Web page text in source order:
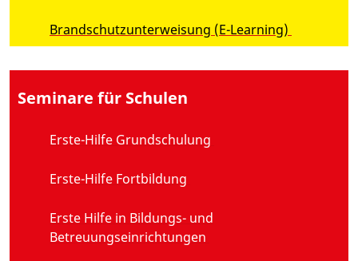
Brandschutzunterweisung (E-Learning)
Seminare für Schulen
Erste-Hilfe Grundschulung
Erste-Hilfe Fortbildung
Erste Hilfe in Bildungs- und
Betreuungseinrichtungen